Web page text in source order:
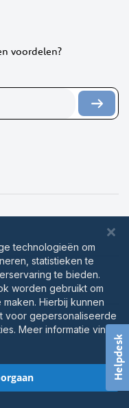
Helpdesk
voordelen?
technologieën om
statistieken te
te bieden.
worden gebruikt om
Hierbij kunnen
voor gepersonaliseerde
Meer informatie vind